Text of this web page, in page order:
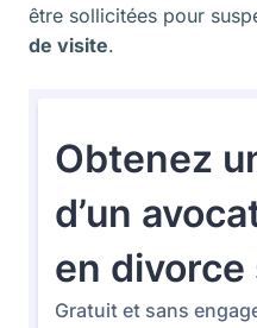
être sollicitées pour
de visite.